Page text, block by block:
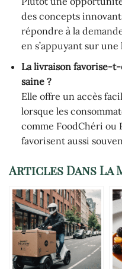
des concepts
répondre à la
en s’appuyant sur
La livraison favorise-
saine ?
Elle offre un accès
lorsque les
comme FoodChéri ou
favorisent aussi
Articles Dans La